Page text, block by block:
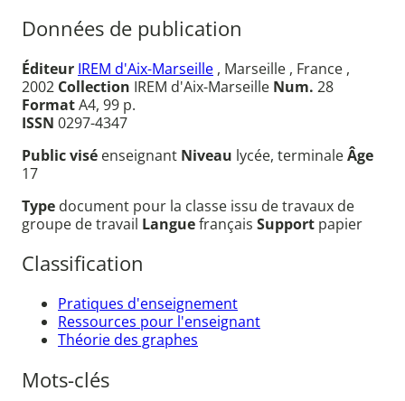
Données de publication
Éditeur IREM d'Aix-Marseille , Marseille , France ,
2002 Collection IREM d'Aix-Marseille Num. 28
FormatA4, 99 p.
ISSN 0297-4347
Public visé enseignant Niveau lycée, terminaleÂge
17
Type document pour la classe issu de travaux de
groupe de travail Languefrançais Support papier
Classification
Pratiques d'enseignement
Ressources pour l'enseignant
Théorie des graphes
Mots-clés